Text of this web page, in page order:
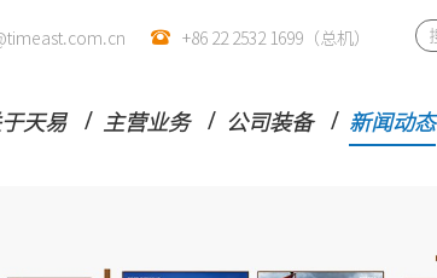
+86 22 2532 1699（总机）
天易 主营业务 公司装备 新闻动态